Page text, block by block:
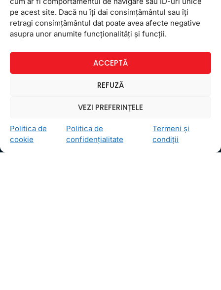
pe acest site. Dacă nu îți dai consimțământul sau îți
retragi consimțământul dat poate avea afecte negative
asupra unor anumite funcționalități și funcții.
ACCEPTĂ
REFUZĂ
VEZI PREFERINȚELE
Politica de
cookie
Politica de
confidențialitate
Termeni și
condiții
Învaţă zâmbind. Vrem să realizăm asta
Locații
FollowMe Dr. Taberei